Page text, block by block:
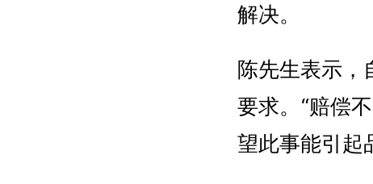
解决。
陈先生表示，
要求。“赔偿
望此事能引起